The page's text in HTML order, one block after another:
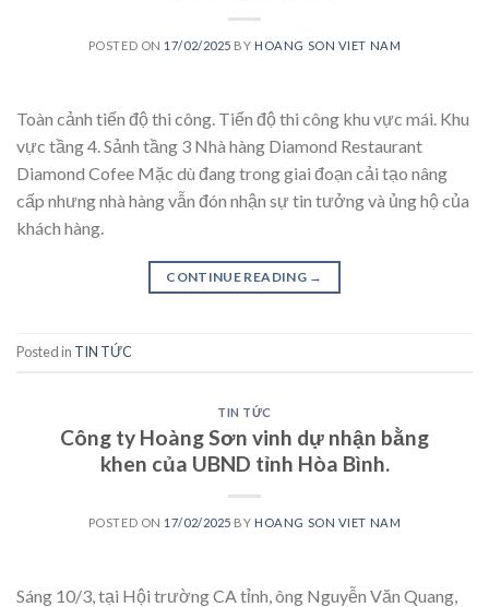
POSTED ON 17/02/2025 BY HOANG SON VIET NAM
Toàn cảnh tiến độ thi công. Tiến độ thi công khu vực mái. Khu
vực tầng 4. Sảnh tầng 3 Nhà hàng Diamond Restaurant
Diamond Cofee Mặc dù đang trong giai đoạn cải tạo nâng
cấp nhưng nhà hàng vẫn đón nhận sự tin tưởng và ủng hộ của
khách hàng.
CONTINUE READING →
Posted in TIN TỨC
TIN TỨC
Công ty Hoàng Sơn vinh dự nhận bằng
khen của UBND tỉnh Hòa Bình.
POSTED ON 17/02/2025 BY HOANG SON VIET NAM
Sáng 10/3, tại Hội trường CA tỉnh, ông Nguyễn Văn Quang,